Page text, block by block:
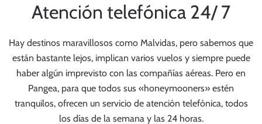
Atención telefónica 24/ 7
Hay destinos maravillosos como Malvidas, pero sabemos que
están bastante lejos, implican varios vuelos y siempre puede
haber algún imprevisto con las compañías aéreas. Pero en
Pangea, para que todos sus «honeymooners» estén
tranquilos, ofrecen un servicio de atención telefónica, todos
los días de la semana y las 24 horas.